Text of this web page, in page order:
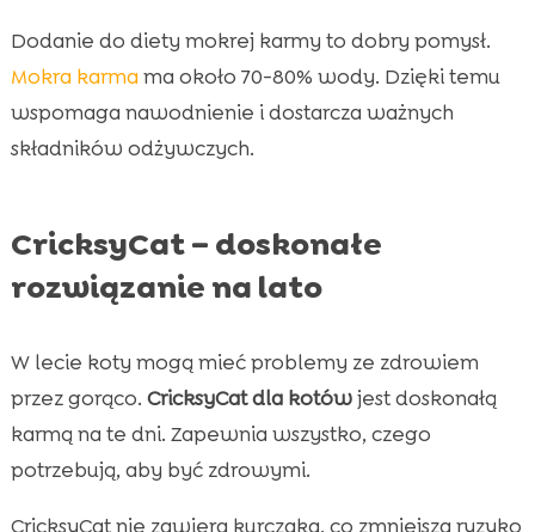
Dodanie do diety mokrej karmy to dobry pomysł.
Mokra karma ma około 70-80% wody. Dzięki temu
wspomaga nawodnienie i dostarcza ważnych
składników odżywczych.
CricksyCat – doskonałe
rozwiązanie na lato
W lecie koty mogą mieć problemy ze zdrowiem
przez gorąco. CricksyCat dla kotówjest doskonałą
karmą na te dni. Zapewnia wszystko, czego
potrzebują, aby być zdrowymi.
CricksyCat nie zawiera kurczaka, co zmniejsza ryzyko